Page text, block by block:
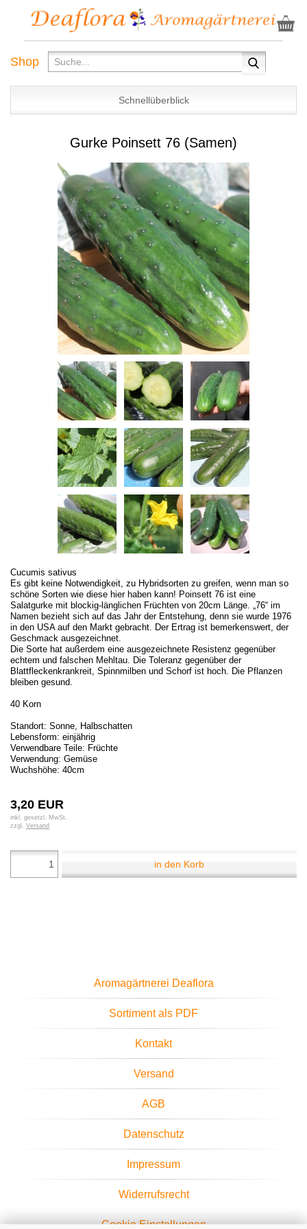
Shop
Schnellüberblick
Gurke Poinsett 76 (Samen)
Cucumis sativus
Es gibt keine Notwendigkeit, zu Hybridsorten zu greifen, wenn man so
schöne Sorten wie diese hier haben kann! Poinsett 76 ist eine
Salatgurke mit blockig-länglichen Früchten von 20cm Länge. „76“ im
Namen bezieht sich auf das Jahr der Entstehung, denn sie wurde 1976
in den USA auf den Markt gebracht. Der Ertrag ist bemerkenswert, der
Geschmack ausgezeichnet.
Die Sorte hat außerdem eine ausgezeichnete Resistenz gegenüber
echtem und falschen Mehltau. Die Toleranz gegenüber der
Blattfleckenkrankreit, Spinnmilben und Schorf ist hoch. Die Pflanzen
bleiben gesund.
40 Korn
Standort: Sonne, Halbschatten
Lebensform: einjährig
Verwendbare Teile: Früchte
Verwendung: Gemüse
Wuchshöhe: 40cm
3,20 EUR
inkl. gesetzl. MwSt.
zzgl. Versand
in den Korb
Aromagärtnerei Deaflora
Sortiment als PDF
Kontakt
Versand
AGB
Datenschutz
Impressum
Widerrufsrecht
Cookie Einstellungen